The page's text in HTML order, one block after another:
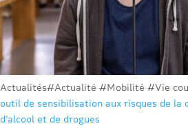
Actualités#Actualité #Mobilité #Vie
outil de sensibilisation aux risques de la
d’alcool et de drogues